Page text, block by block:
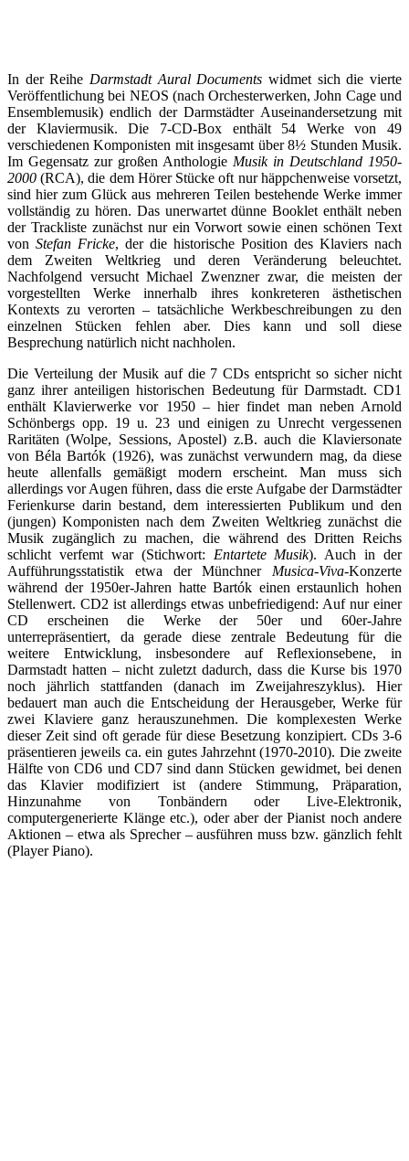
In der Reihe Darmstadt Aural Documents widmet sich die vierte
Veröffentlichung bei NEOS (nach Orchesterwerken, John Cage und
Ensemblemusik) endlich der Darmstädter Auseinandersetzung mit
der Klaviermusik. Die 7-CD-Box enthält 54 Werke von 49
verschiedenen Komponisten mit insgesamt über 8½ Stunden Musik.
Im Gegensatz zur großen Anthologie Musik in Deutschland 1950-
2000 (RCA), die dem Hörer Stücke oft nur häppchenweise vorsetzt,
sind hier zum Glück aus mehreren Teilen bestehende Werke immer
vollständig zu hören. Das unerwartet dünne Booklet enthält neben
der Trackliste zunächst nur ein Vorwort sowie einen schönen Text
von Stefan Fricke, der die historische Position des Klaviers nach
dem Zweiten Weltkrieg und deren Veränderung beleuchtet.
Nachfolgend versucht Michael Zwenzner zwar, die meisten der
vorgestellten Werke innerhalb ihres konkreteren ästhetischen
Kontexts zu verorten – tatsächliche Werkbeschreibungen zu den
einzelnen Stücken fehlen aber. Dies kann und soll diese
Besprechung natürlich nicht nachholen.
Die Verteilung der Musik auf die 7 CDs entspricht so sicher nicht
ganz ihrer anteiligen historischen Bedeutung für Darmstadt. CD1
enthält Klavierwerke vor 1950 – hier findet man neben Arnold
Schönbergs opp. 19 u. 23 und einigen zu Unrecht vergessenen
Raritäten (Wolpe, Sessions, Apostel) z.B. auch die Klaviersonate
von Béla Bartók (1926), was zunächst verwundern mag, da diese
heute allenfalls gemäßigt modern erscheint. Man muss sich
allerdings vor Augen führen, dass die erste Aufgabe der Darmstädter
Ferienkurse darin bestand, dem interessierten Publikum und den
(jungen) Komponisten nach dem Zweiten Weltkrieg zunächst die
Musik zugänglich zu machen, die während des Dritten Reichs
schlicht verfemt war (Stichwort: Entartete Musik). Auch in der
Aufführungsstatistik etwa der Münchner Musica-Viva-Konzerte
während der 1950er-Jahren hatte Bartók einen erstaunlich hohen
Stellenwert. CD2 ist allerdings etwas unbefriedigend: Auf nur einer
CD erscheinen die Werke der 50er und 60er-Jahre
unterrepräsentiert, da gerade diese zentrale Bedeutung für die
weitere Entwicklung, insbesondere auf Reflexionsebene, in
Darmstadt hatten – nicht zuletzt dadurch, dass die Kurse bis 1970
noch jährlich stattfanden (danach im Zweijahreszyklus). Hier
bedauert man auch die Entscheidung der Herausgeber, Werke für
zwei Klaviere ganz herauszunehmen. Die komplexesten Werke
dieser Zeit sind oft gerade für diese Besetzung konzipiert. CDs 3-6
präsentieren jeweils ca. ein gutes Jahrzehnt (1970-2010). Die zweite
Hälfte von CD6 und CD7 sind dann Stücken gewidmet, bei denen
das Klavier modifiziert ist (andere Stimmung, Präparation,
Hinzunahme von Tonbändern oder Live-Elektronik,
computergenerierte Klänge etc.), oder aber der Pianist noch andere
Aktionen – etwa als Sprecher – ausführen muss bzw. gänzlich fehlt
(Player Piano).